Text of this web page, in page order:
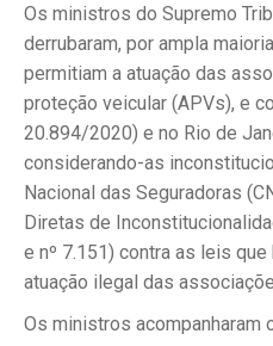
Os ministros do Supremo
derrubaram, por ampla
permitiam a atuação das
proteção veicular (APVs), e
20.894/2020) e no Rio de
considerando-as
Nacional das Seguradoras
Diretas de
e nº 7.151) contra as leis
atuação ilegal das
Os ministros acompanharam